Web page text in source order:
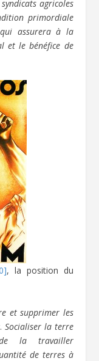
agricoles
primordiale
qui assurera à la
et le bénéfice de
, la position du
et supprimer les
. Socialiser la terre
de la travailler
de terres à